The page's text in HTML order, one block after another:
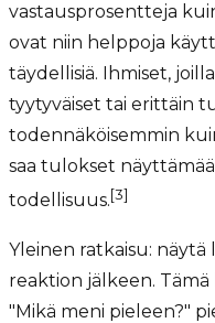
vastausprosentteja
ovat niin helppoja
täydellisiä. Ihmiset,
tyytyväiset tai erittäin
todennäköisemmin
saa tulokset
todellisuus.[3]
Yleinen ratkaisu:
reaktion jälkeen.
"Mikä meni pieleen?"